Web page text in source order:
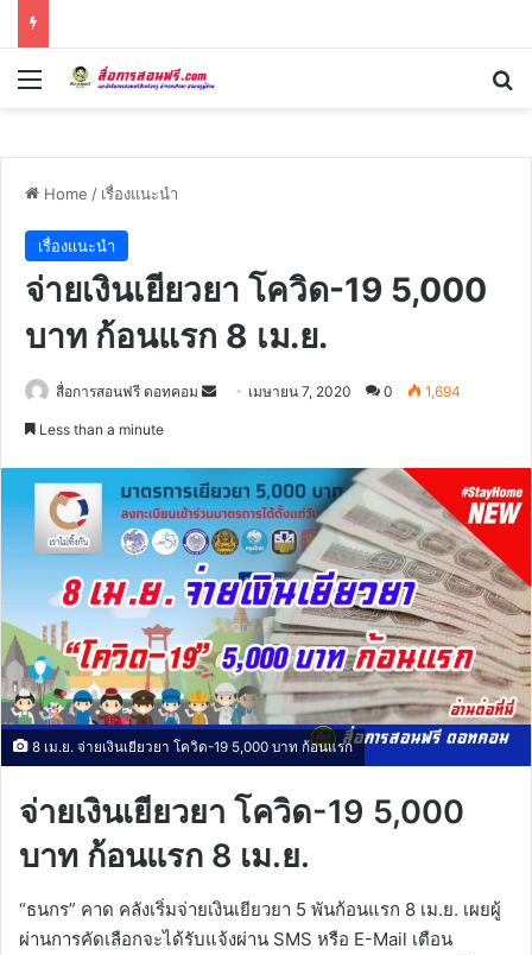
Menu
Home / เรื่องแนะนำ
เรื่องแนะนำ
จ่ายเงินเยียวยา โควิด-19 5,000
บาท ก้อนแรก 8 เม.ย.
สื่อการสอนฟรี ดอทคอม
Send เมษายน 7, 2020 0 1,694
Less than a minute
8 เม.ย. จ่ายเงินเยียวยา โควิด-19 5,000 บาท ก้อนแรก
จ่ายเงินเยียวยา โควิด-19 5,000
บาท ก้อนแรก 8 เม.ย.
“ธนกร” คาด คลังเริ่มจ่ายเงินเยียวยา 5 พันก้อนแรก 8 เม.ย. เผยผู้
ผ่านการคัดเลือกจะได้รับแจ้งผ่าน SMS หรือ E-Mail เตือน